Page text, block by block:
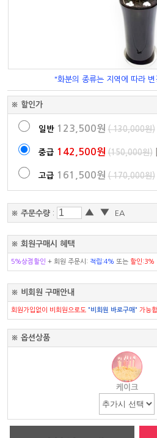
"화분의 종류는 지역에 따라
※ 할인가
일반 123,500원 ( 130,000원)
중급 142,500원 (150,000원)
고급 161,500원 ( 170,000원)
※ 주문수량: ▲ ▼ EA
※ 회원구매시 혜택
5%상점할인 + 회원 주문시: 적립:4% 또는 할인:3%
※ 비회원 구매안내
회원가입없이 비회원으로도 "비회원 바로구매" 가능
※ 옵션상품
케이크